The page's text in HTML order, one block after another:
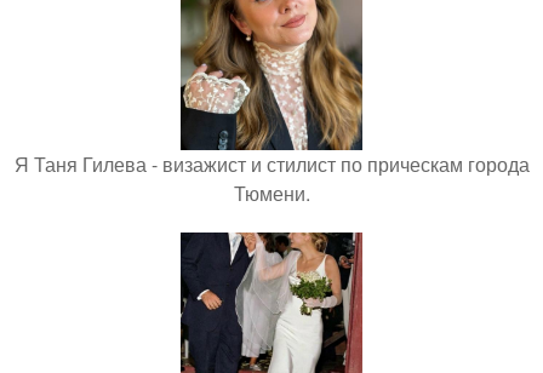
Я Таня Гилева - визажист и стилист по прическам города
Тюмени.